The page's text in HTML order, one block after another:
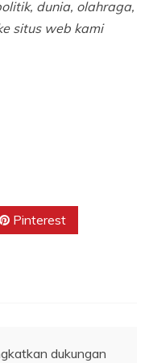
dunia, olahraga,
situs web kami
Pinterest
dukungan